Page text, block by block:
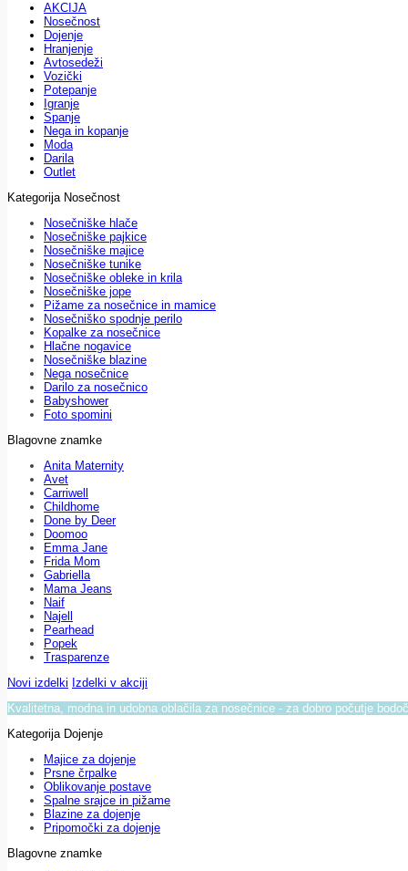
AKCIJA
Nosečnost
Dojenje
Hranjenje
Avtosedeži
Vozički
Potepanje
Igranje
Spanje
Nega in kopanje
Moda
Darila
Outlet
Kategorija Nosečnost
Nosečniške hlače
Nosečniške pajkice
Nosečniške majice
Nosečniške tunike
Nosečniške obleke in krila
Nosečniške jope
Pižame za nosečnice in mamice
Nosečniško spodnje perilo
Kopalke za nosečnice
Hlačne nogavice
Nosečniške blazine
Nega nosečnice
Darilo za nosečnico
Babyshower
Foto spomini
Blagovne znamke
Anita Maternity
Avet
Carriwell
Childhome
Done by Deer
Doomoo
Emma Jane
Frida Mom
Gabriella
Mama Jeans
Naif
Najell
Pearhead
Popek
Trasparenze
Novi izdelki Izdelki v akciji
Kvalitetna, modna in udobna oblačila za nosečnice - za dobro počutje
Kategorija Dojenje
Majice za dojenje
Prsne črpalke
Oblikovanje postave
Spalne srajce in pižame
Blazine za dojenje
Pripomočki za dojenje
Blagovne znamke